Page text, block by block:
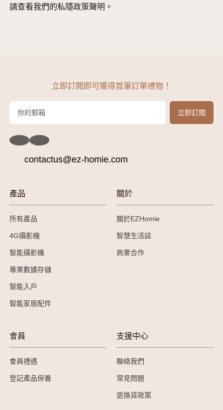
請查看我們的私隱政策聲明。
立即訂閱即可獲得首筆訂單禮物！
contactus@ez-homie.com
產品
所有產品
4G攝影機
智能攝影機
專業數據存儲
智能入戶
智能家居配件
關於
關於EZHomie
智慧生活誌
商業合作
會員
會員禮遇
登記產品保養
支援中心
聯絡我們
常見問題
退換貨政策